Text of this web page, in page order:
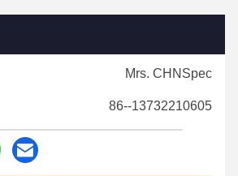
Mrs. CHNSpec
86--13732210605